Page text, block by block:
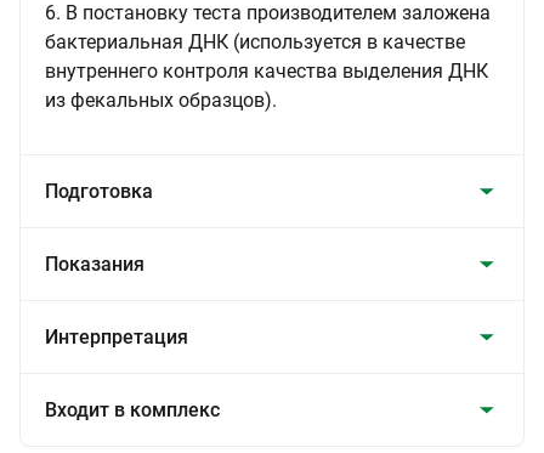
6. В постановку теста производителем заложена
бактериальная ДНК (используется в качестве
внутреннего контроля качества выделения ДНК
из фекальных образцов).
Подготовка
Показания
Интерпретация
Входит в комплекс